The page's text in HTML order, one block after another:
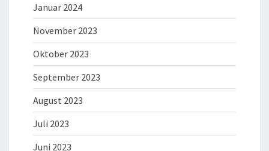
Januar 2024
November 2023
Oktober 2023
September 2023
August 2023
Juli 2023
Juni 2023